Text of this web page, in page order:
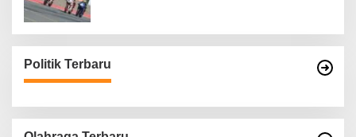
Politik Terbaru